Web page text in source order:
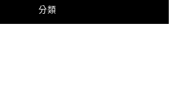
分類